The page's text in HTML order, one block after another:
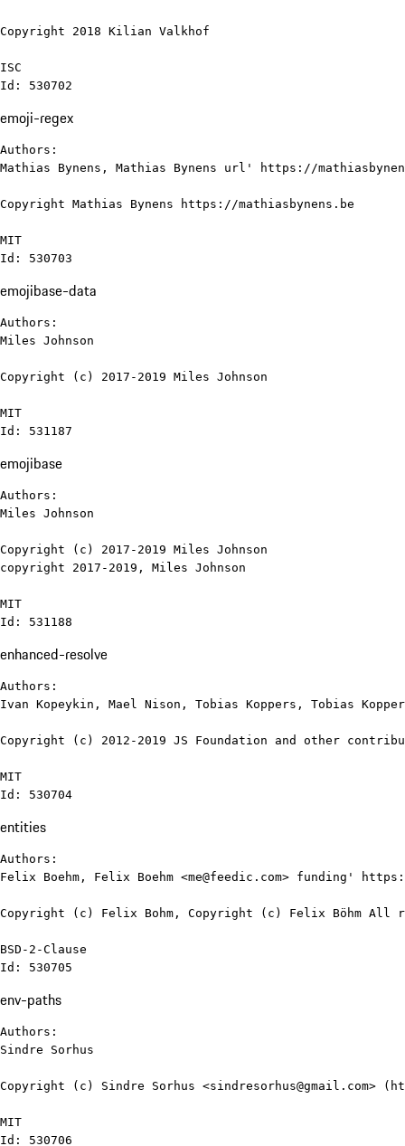
Copyright 2018 Kilian Valkhof
ISC
Id: 530702
emoji-regex
Authors:
Mathias Bynens, Mathias Bynens url' https://
Copyright Mathias Bynens https://mathiasbynens.be
MIT
Id: 530703
emojibase-data
Authors:
Miles Johnson
Copyright (c) 2017-2019 Miles Johnson
MIT
Id: 531187
emojibase
Authors:
Miles Johnson
Copyright (c) 2017-2019 Miles Johnson
copyright 2017-2019, Miles Johnson
MIT
Id: 531188
enhanced-resolve
Authors:
Ivan Kopeykin, Mael Nison, Tobias Koppers, Tobias
Copyright (c) 2012-2019 JS Foundation and other
MIT
Id: 530704
entities
Authors:
Felix Boehm, Felix Boehm <me@feedic.com> funding'
Copyright (c) Felix Bohm, Copyright (c) Felix Böhm All
BSD-2-Clause
Id: 530705
env-paths
Authors:
Sindre Sorhus
Copyright (c) Sindre Sorhus <sindresorhus@gmail.com>
MIT
Id: 530706